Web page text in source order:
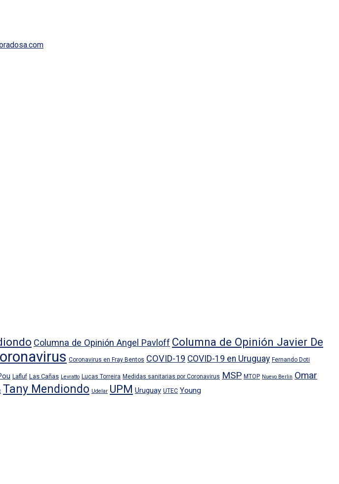
Columna de Opinión Angel Pavloff Columna de Opinión Javier De
Coronavirus en Fray Bentos COVID-19 COVID-19 en Uruguay Fernando Doti
Lafluf Las Cañas Levratto Lucas Torreira Medidas sanitarias por Coronavirus MSP MTOP Nuevo Berlin Omar
Tany Mendiondo Udelar UPM Uruguay UTEC Young